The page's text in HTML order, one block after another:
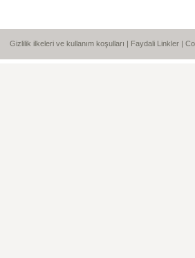
Gizlilik ilkeleri ve kullanım koşulları | Faydali Linkler |